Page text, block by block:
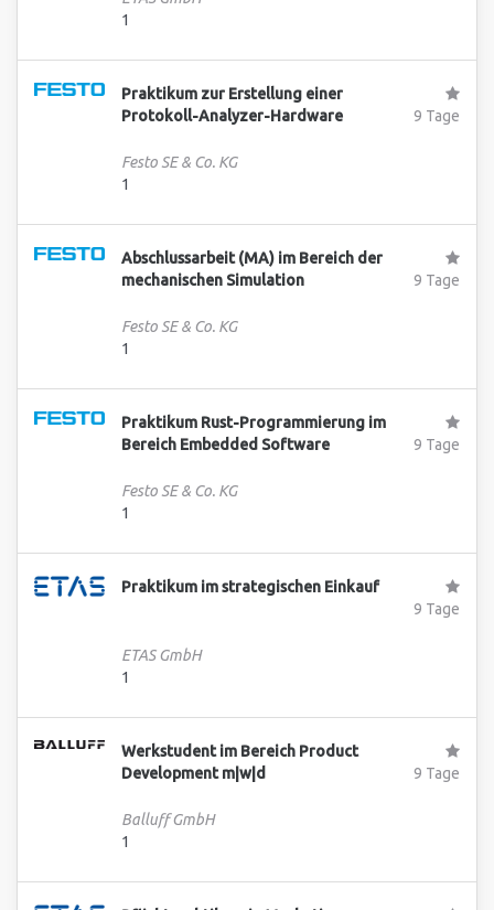
1
Praktikum zur Erstellung einer
Protokoll-Analyzer-Hardware
Festo SE & Co. KG
1
9 Tage
Abschlussarbeit (MA) im Bereich der
mechanischen Simulation
Festo SE & Co. KG
1
9 Tage
Praktikum Rust-Programmierung im
Bereich Embedded Software
Festo SE & Co. KG
1
9 Tage
Praktikum im strategischen Einkauf
ETAS GmbH
1
9 Tage
Werkstudent im Bereich Product
Development m|w|d
Balluff GmbH
1
9 Tage